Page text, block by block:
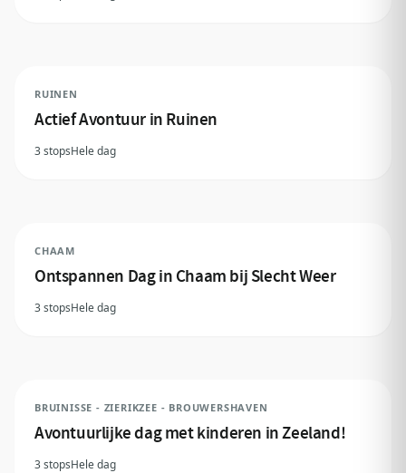
RUINEN
Actief Avontuur in Ruinen
3 stopsHele dag
CHAAM
Ontspannen Dag in Chaam bij Slecht Weer
3 stopsHele dag
BRUINISSE - ZIERIKZEE - BROUWERSHAVEN
Avontuurlijke dag met kinderen in Zeeland!
3 stopsHele dag